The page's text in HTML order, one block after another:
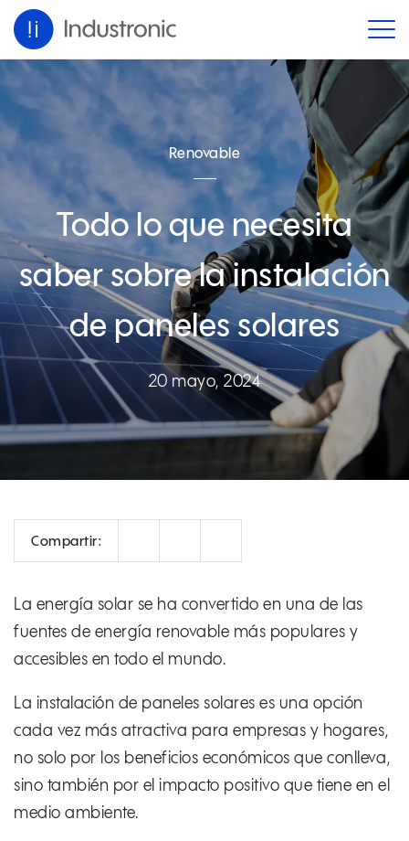
Renovable
Todo lo que necesita
saber sobre la instalación
de paneles solares
20 mayo, 2024
Compartir:
La energía solar se ha convertido en una de las
fuentes de energía renovable más populares y
accesibles en todo el mundo.
La instalación de paneles solares es una opción
cada vez más atractiva para empresas y hogares,
no solo por los beneficios económicos que conlleva,
sino también por el impacto positivo que tiene en el
medio ambiente.